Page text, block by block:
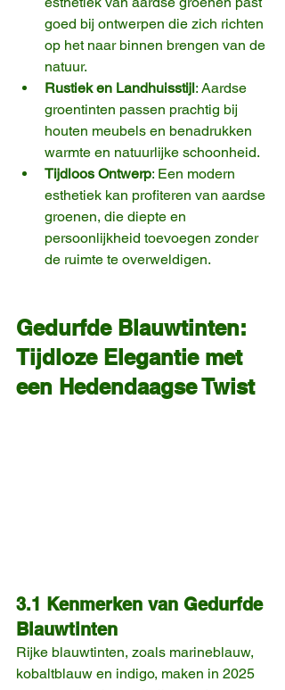
goed bij ontwerpen die zich richten
op het naar binnen brengen van de
natuur.
Rustiek en Landhuisstijl: Aardse
groentinten passen prachtig bij
houten meubels en benadrukken
warmte en natuurlijke schoonheid.
Tijdloos Ontwerp: Een modern
esthetiek kan profiteren van aardse
groenen, die diepte en
persoonlijkheid toevoegen zonder
de ruimte te overweldigen.
Gedurfde Blauwtinten:
Tijdloze Elegantie met
een Hedendaagse Twist
3.1 Kenmerken van Gedurfde
Blauwtinten
Rijke blauwtinten, zoals marineblauw,
kobaltblauw en indigo, maken in 2025